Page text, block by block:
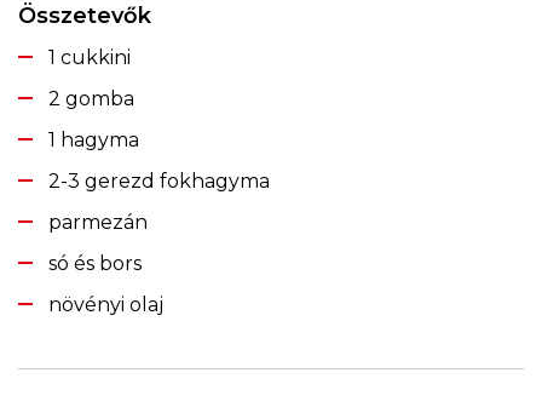
Összetevők
1 cukkini
2 gomba
1 hagyma
2-3 gerezd fokhagyma
parmezán
só és bors
növényi olaj